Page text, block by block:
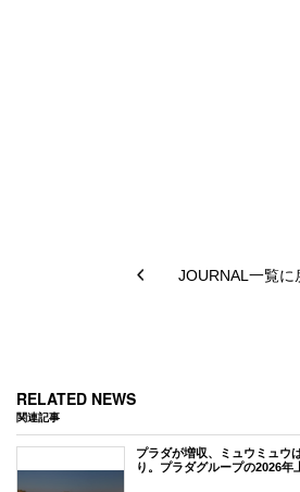
JOURNAL一覧に
RELATED NEWS
関連記事
プラダが増収、ミュウミュウ
り。プラダグループの2026年